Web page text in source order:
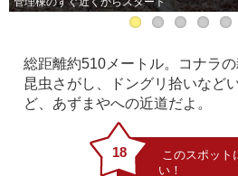
総距離約510メートル。コナラの
昆虫さがし、ドングリ拾いなど
ど、あずまやへの近道だよ。
18